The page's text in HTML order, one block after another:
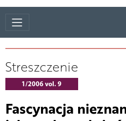
Streszczenie
1/2006 vol. 9
Fascynacja